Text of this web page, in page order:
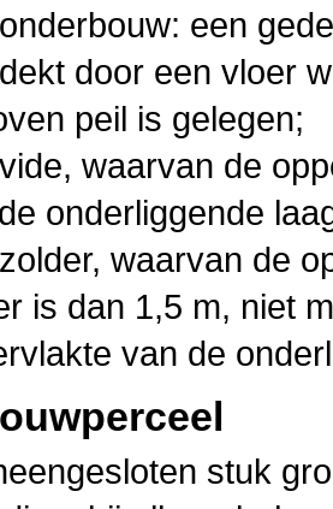
een
door een vloer
peil is gelegen;
waarvan de
onderliggende
waarvan de
is dan 1,5 m, niet
van de
stuk